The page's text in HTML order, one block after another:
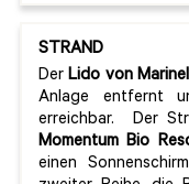
STRAND
DerLido von
Anlage entfernt
erreichbar. Der
Momentum Bio
einen